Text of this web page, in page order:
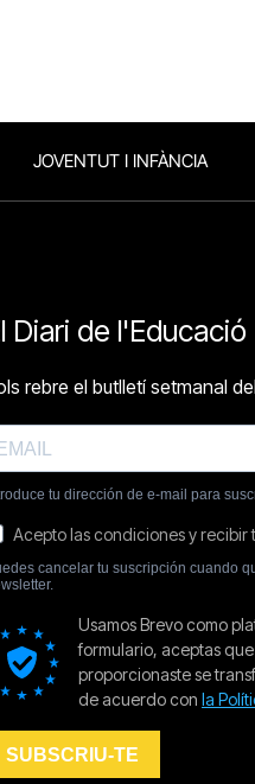
JOVENTUT I INFÀNCIA